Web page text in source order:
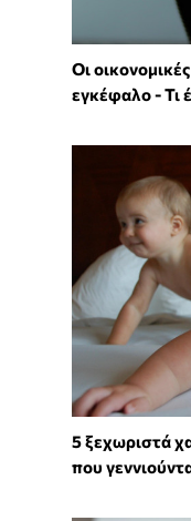
Οι
εγκέφαλο - Τι
5 ξεχωριστά
που